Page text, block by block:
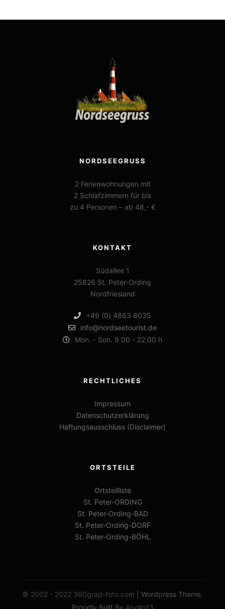
NORDSEEGRUSS
2 Ferienwohnungen mit
2 Schlafzimmern für bis
zu 4 Personen – ab 48,- €
KONTAKT
Südallee 1
25826 St. Peter-Ording
Nordfriesland
+49 (0) 4863 8035
info@nordseetourist.de
Mon. - Son. 9.00 - 22.00 h
RECHTLICHES
Impressum
Datenschutzerklärung
Haftungsausschluss (Disclaimer)
ORTSTEILE
Ortsteilliste
St. Peter-ORDING
St. Peter-Ording-BAD
St. Peter-Ording-DORF
St. Peter-Ording-BÖHL
© 2002 - 2022 360grad-foto.com | Wordpress Theme.
Proudly Built By Apollo13